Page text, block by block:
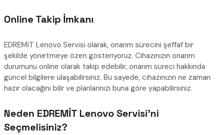
Online Takip İmkanı
EDREMİT Lenovo Servisi olarak, onarım sürecini şeffaf bir
şekilde yönetmeye özen gösteriyoruz. Cihazınızın onarım
durumunu online olarak takip edebilir, onarım süreci hakkında
güncel bilgilere ulaşabilirsiniz. Bu sayede, cihazınızın ne zaman
hazır olacağını bilir ve planlarınızı buna göre yapabilirsiniz.
Neden EDREMİT Lenovo Servisi’ni
Seçmelisiniz?